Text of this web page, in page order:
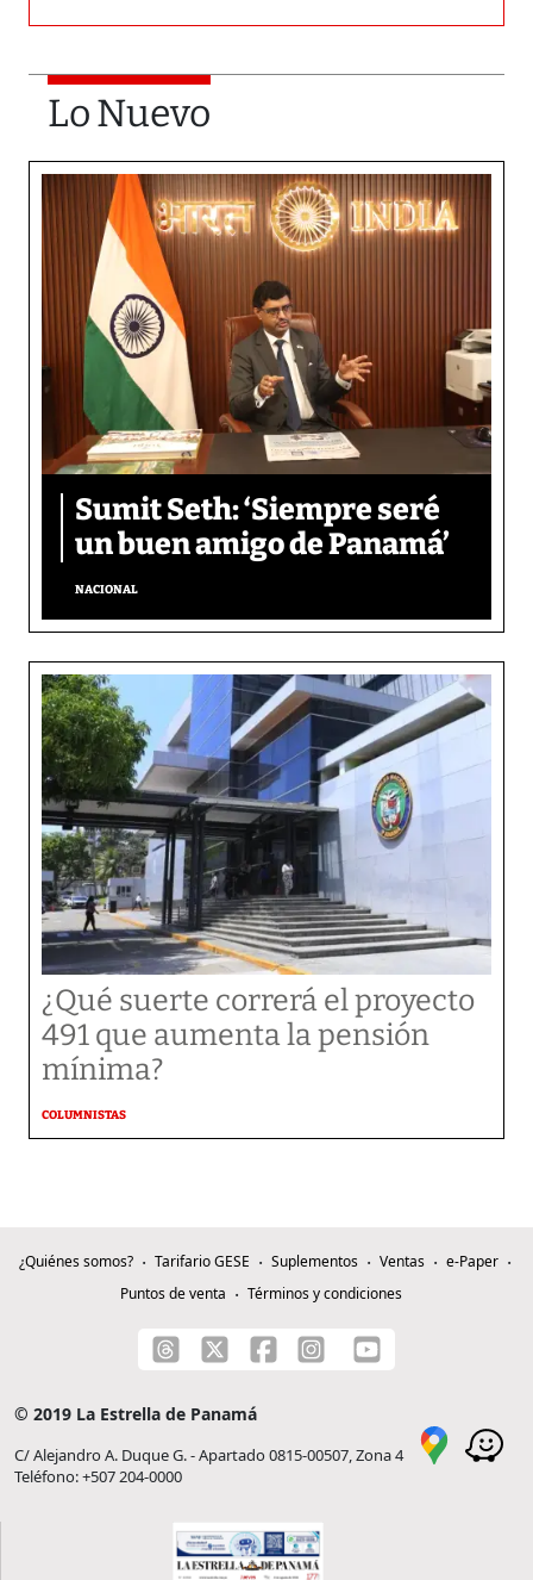
Lo Nuevo
Sumit Seth: ‘Siempre seré
un buen amigo de Panamá’
NACIONAL
¿Qué suerte correrá el proyecto
491 que aumenta la pensión
mínima?
COLUMNISTAS
¿Quiénes somos? Tarifario GESE Suplementos Ventas
e-Paper
Puntos de venta
Términos y condiciones
© 2019 La Estrella de Panamá
C/ Alejandro A. Duque G. - Apartado 0815-00507, Zona 4
Teléfono: +507 204-0000